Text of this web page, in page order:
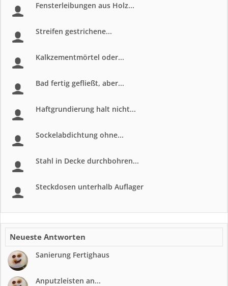
Fensterleibungen aus Holz...
Streifen gestrichene...
Kalkzementmörtel oder...
Bad fertig gefließt, aber...
Haftgrundierung halt nicht...
Sockelabdichtung ohne...
Stahl in Decke durchbohren...
Steckdosen unterhalb Auflager
Neueste Antworten
Sanierung Fertighaus
Anputzleisten an...